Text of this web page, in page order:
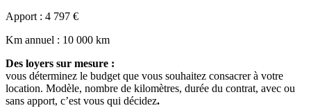
Apport : 4 797 €
Km annuel : 10 000 km
Des loyers sur mesure :
vous déterminez le budget que vous souhaitez consacrer à votre
location. Modèle, nombre de kilomètres, durée du contrat, avec ou
sans apport, c’est vous qui décidez.